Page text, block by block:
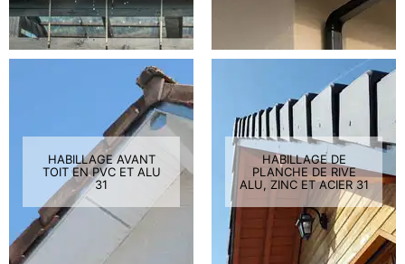
HABILLAGE AVANT
TOIT EN PVC ET ALU
31
HABILLAGE DE
PLANCHE DE RIVE
ALU, ZINC ET ACIER 31